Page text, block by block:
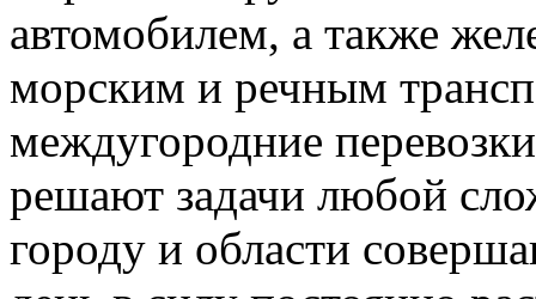
автомобилем, а также
морским и речным
междугородние
решают задачи любой
городу и области